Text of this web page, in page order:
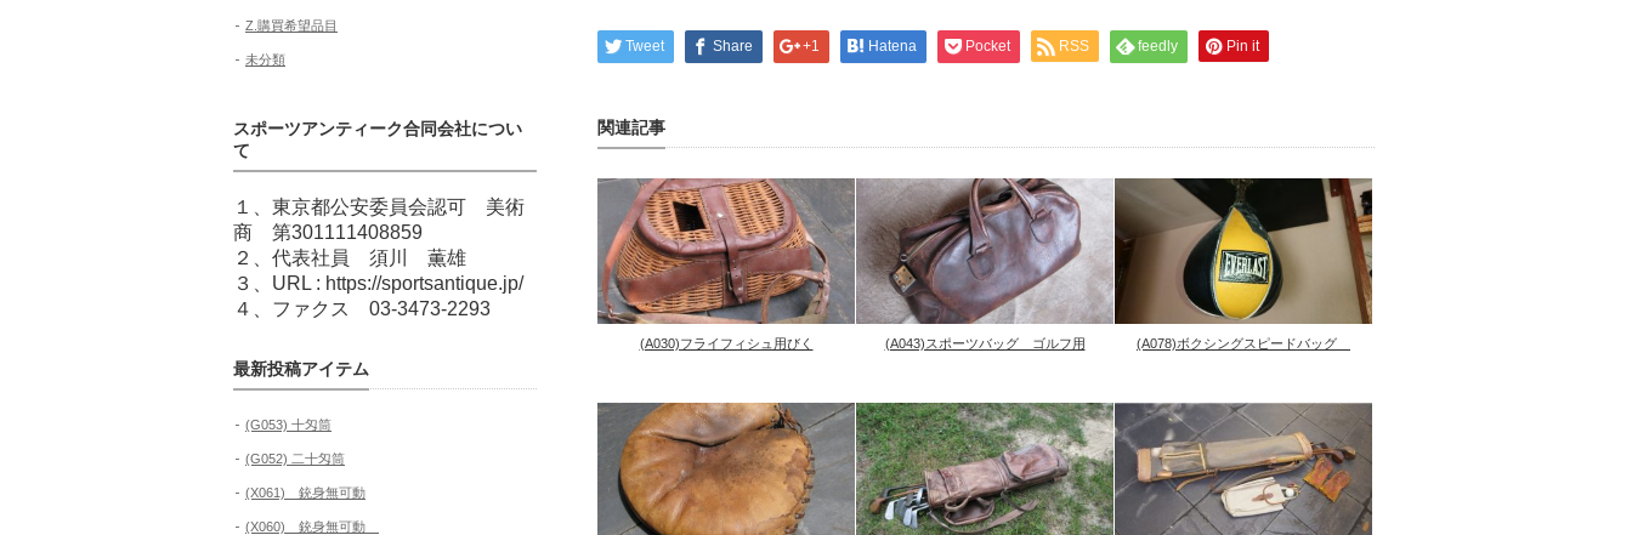
Tweet Share +1 Hatena Pocket RSS feedly Pin it
関連記事
(A030)フライフィシュ用びく (A043)スポーツバッグ ゴルフ用 (A078)ボクシングスピードバッグ
Z.購買希望品目
未分類
スポーツアンティーク合同会社につい
て
１、東京都公安委員会認可 美術
商 第301111408859
２、代表社員 須川 薫雄
３、URL : https://sportsantique.jp/
４、ファクス 03-3473-2293
最新投稿アイテム
(G053) 十匁筒
(G052) 二十匁筒
(X061) 銃身無可動
(X060) 銃身無可動